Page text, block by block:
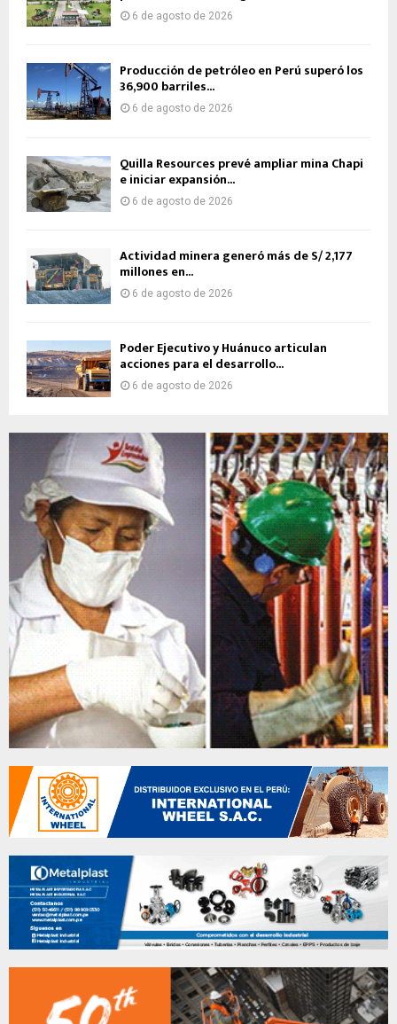
6 de agosto de 2026
Producción de petróleo en Perú superó los
36,900 barriles...
6 de agosto de 2026
Quilla Resources prevé ampliar mina Chapi
e iniciar expansión...
6 de agosto de 2026
Actividad minera generó más de S/ 2,177
millones en...
6 de agosto de 2026
Poder Ejecutivo y Huánuco articulan
acciones para el desarrollo...
6 de agosto de 2026